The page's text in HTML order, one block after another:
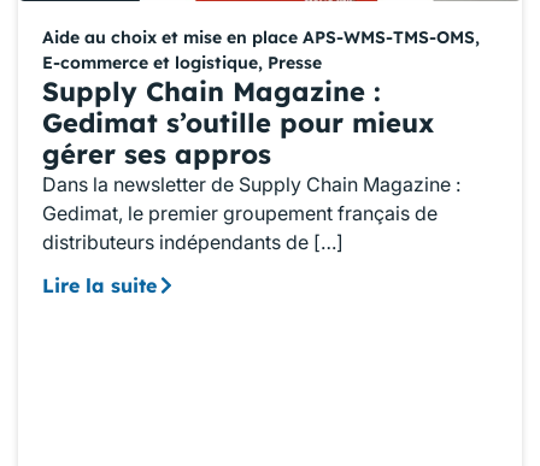
Aide au choix et mise en place APS-WMS-TMS-OMS,
E-commerce et logistique, Presse
Supply Chain Magazine :
Gedimat s’outille pour mieux
gérer ses appros
Dans la newsletter de Supply Chain Magazine :
Gedimat, le premier groupement français de
distributeurs indépendants de […]
Lire la suite